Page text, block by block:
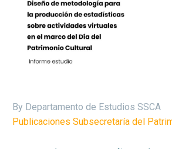
By Departamento de Estudios SSCA
Publicaciones Subsecretaría del